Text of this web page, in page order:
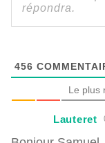
456
Le plus
Lauteret